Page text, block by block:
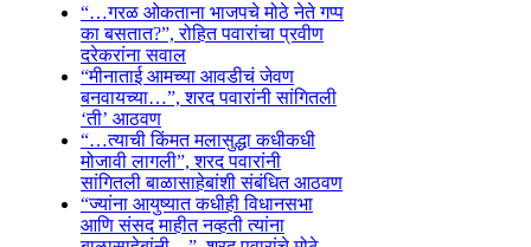
“…गरळ ओकताना भाजपचे मोठे नेते गप्प
का बसतात?”, रोहित पवारांचा प्रवीण
दरेकरांना सवाल
“मीनाताई आमच्या आवडीचं जेवण
बनवायच्या…”, शरद पवारांनी सांगितली
‘ती’ आठवण
“…त्याची किंमत मलासुद्धा कधीकधी
मोजावी लागली”, शरद पवारांनी
सांगितली बाळासाहेबांशी संबंधित आठवण
“ज्यांना आयुष्यात कधीही विधानसभा
आणि संसद माहीत नव्हती त्यांना